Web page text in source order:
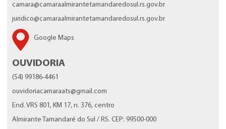
camara@camaraalmirantetamandaredosul.rs.gov.br
juridico@camaraalmirantetamandaredosul.rs.gov.br
Google Maps
OUVIDORIA
(54) 99186-4461
ouvidoriacamaraats@gmail.com
End. VRS 801, KM 17, n. 376, centro
Almirante Tamandaré do Sul / RS. CEP: 99500-000